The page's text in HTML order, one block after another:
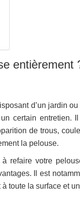
entièrement
d’un jardin
certain entretien.
de trous,
la pelouse.
refaire votre
Il est
toute la surface et